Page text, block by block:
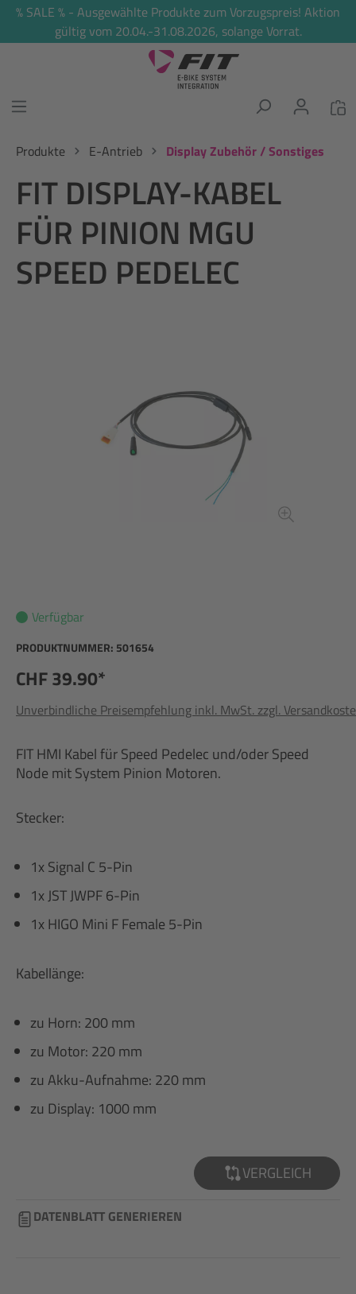
springen
% SALE % - Ausgewählte Produkte zum Vorzugspreis! Aktion
gültig vom 20.04.-31.08.2026, solange Vorrat.
Produkte E-Antrieb Display Zubehör / Sonstiges
FIT DISPLAY-KABEL
FÜR PINION MGU
SPEED PEDELEC
Verfügbar
PRODUKTNUMMER: 501654
CHF 39.90*
Unverbindliche Preisempfehlung inkl. MwSt. zzgl.
FIT HMI Kabel für Speed Pedelec und/oder Speed
Node mit System Pinion Motoren.
Stecker:
1x Signal C 5-Pin
1x JST JWPF 6-Pin
1x HIGO Mini F Female 5-Pin
Kabellänge:
zu Horn: 200 mm
zu Motor: 220 mm
zu Akku-Aufnahme: 220 mm
zu Display: 1000 mm
VERGLEICH
DATENBLATT GENERIEREN